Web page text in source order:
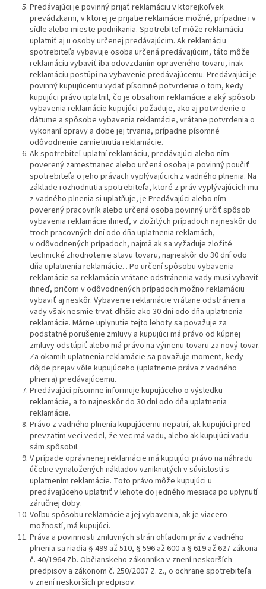
Predávajúci je povinný prijať reklamáciu v ktorejkoľvek
prevádzkarni, v ktorej je prijatie reklamácie možné, prípadne i v
sídle alebo mieste podnikania. Spotrebiteľ môže reklamáciu
uplatniť aj u osoby určenej predávajúcim. Ak reklamáciu
spotrebiteľa vybavuje osoba určená predávajúcim, táto môže
reklamáciu vybaviť iba odovzdaním opraveného tovaru, inak
reklamáciu postúpi na vybavenie predávajúcemu. Predávajúci je
povinný kupujúcemu vydať písomné potvrdenie o tom, kedy
kupujúci právo uplatnil, čo je obsahom reklamácie a aký spôsob
vybavenia reklamácie kupujúci požaduje, ako aj potvrdenie o
dátume a spôsobe vybavenia reklamácie, vrátane potvrdenia o
vykonaní opravy a dobe jej trvania, prípadne písomné
odôvodnenie zamietnutia reklamácie.
Ak spotrebiteľ uplatní reklamáciu, predávajúci alebo ním
poverený zamestnanec alebo určená osoba je povinný poučiť
spotrebiteľa o jeho právach vyplývajúcich z vadného plnenia. Na
základe rozhodnutia spotrebiteľa, ktoré z práv vyplývajúcich mu
z vadného plnenia si uplatňuje, je Predávajúci alebo ním
poverený pracovník alebo určená osoba povinný určiť spôsob
vybavenia reklamácie ihneď, v zložitých prípadoch najneskôr do
troch pracovných dní odo dňa uplatnenia reklamách,
v odôvodnených prípadoch, najmä ak sa vyžaduje zložité
technické zhodnotenie stavu tovaru, najneskôr do 30 dní odo
dňa uplatnenia reklamácie. . Po určení spôsobu vybavenia
reklamácie sa reklamácia vrátane odstránenia vady musí vybaviť
ihneď, pričom v odôvodnených prípadoch možno reklamáciu
vybaviť aj neskôr. Vybavenie reklamácie vrátane odstránenia
vady však nesmie trvať dlhšie ako 30 dní odo dňa uplatnenia
reklamácie. Márne uplynutie tejto lehoty sa považuje za
podstatné porušenie zmluvy a kupujúci má právo od kúpnej
zmluvy odstúpiť alebo má právo na výmenu tovaru za nový tovar.
Za okamih uplatnenia reklamácie sa považuje moment, kedy
dôjde prejav vôle kupujúceho (uplatnenie práva z vadného
plnenia) predávajúcemu.
Predávajúci písomne informuje kupujúceho o výsledku
reklamácie, a to najneskôr do 30 dní odo dňa uplatnenia
reklamácie.
Právo z vadného plnenia kupujúcemu nepatrí, ak kupujúci pred
prevzatím veci vedel, že vec má vadu, alebo ak kupujúci vadu
sám spôsobil.
V prípade oprávnenej reklamácie má kupujúci právo na náhradu
účelne vynaložených nákladov vzniknutých v súvislosti s
uplatnením reklamácie. Toto právo môže kupujúci u
predávajúceho uplatniť v lehote do jedného mesiaca po uplynutí
záručnej doby.
Voľbu spôsobu reklamácie a jej vybavenia, ak je viacero
možností, má kupujúci.
Práva a povinnosti zmluvných strán ohľadom práv z vadného
plnenia sa riadia § 499 až 510, § 596 až 600 a § 619 až 627 zákona
č. 40/1964 Zb. Občianskeho zákonníka v znení neskorších
predpisov a zákonom č. 250/2007 Z. z., o ochrane spotrebiteľa
v znení neskorších predpisov.